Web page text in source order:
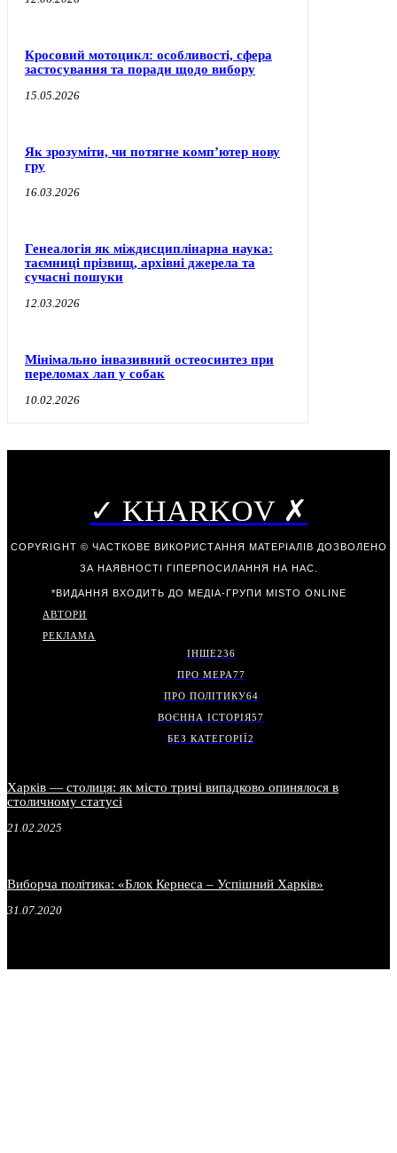
Кросовий мотоцикл: особливості, сфера
застосування та поради щодо вибору
15.05.2026
Як зрозуміти, чи потягне комп’ютер нову
гру
16.03.2026
Генеалогія як міждисциплінарна наука:
таємниці прізвищ, архівні джерела та
сучасні пошуки
12.03.2026
Мінімально інвазивний остеосинтез при
переломах лап у собак
10.02.2026
✓ KHARKOV ✗
COPYRIGHT © ЧАСТКОВЕ ВИКОРИСТАННЯ МАТЕРІАЛІВ ДОЗВОЛЕНО
ЗА НАЯВНОСТІ ГІПЕРПОСИЛАННЯ НА НАС.
*ВИДАННЯ ВХОДИТЬ ДО МЕДІА-ГРУПИ MISTO ONLINE
АВТОРИ
РЕКЛАМА
ІНШЕ236
ПРО МЕРА77
ПРО ПОЛІТИКУ64
ВОЄННА ІСТОРІЯ57
БЕЗ КАТЕГОРІЇ2
Харків — столиця: як місто тричі випадково опинялося в
столичному статусі
21.02.2025
Виборча політика: «Блок Кернеса – Успішний Харків»
31.07.2020